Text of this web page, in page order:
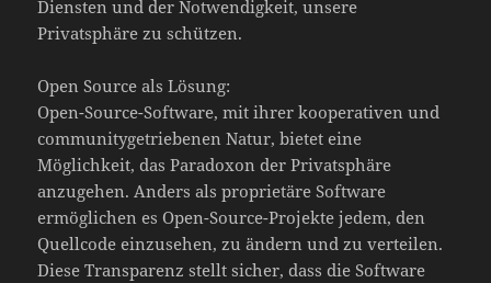
Diensten und der Notwendigkeit, unsere
Privatsphäre zu schützen.
Open Source als Lösung:
Open-Source-Software, mit ihrer kooperativen und
communitygetriebenen Natur, bietet eine
Möglichkeit, das Paradoxon der Privatsphäre
anzugehen. Anders als proprietäre Software
ermöglichen es Open-Source-Projekte jedem, den
Quellcode einzusehen, zu ändern und zu verteilen.
Diese Transparenz stellt sicher, dass die Software